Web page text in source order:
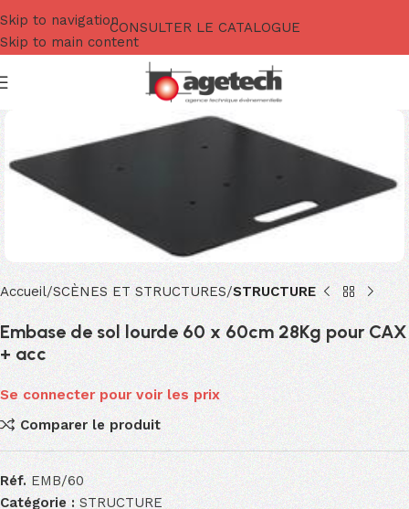
Skip to navigation
Skip to main content
CONSULTER LE CATALOGUE
Accueil SCÈNES ET STRUCTURES STRUCTURE
Embase de sol lourde 60 x 60cm 28Kg pour CAX
+ acc
Se connecter pour voir les prix
Comparer le produit
Réf.EMB/60
Catégorie : STRUCTURE